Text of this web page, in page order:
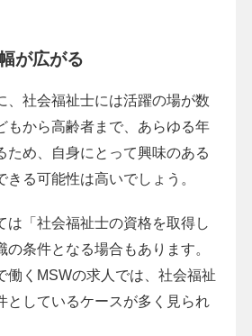
が広がる
、社会福祉士には活躍の場が数
もから高齢者まで、あらゆる年
ため、自身にとって興味のある
る可能性は高いでしょう。
は「社会福祉士の資格を取得し
条件となる場合もあります。
働くMSWの求人では、社会福祉
としているケースが多く見られ